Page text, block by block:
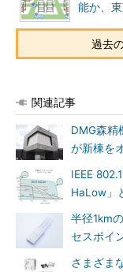
能か、
過去
関連記事
DMG森精
が新棟を
IEEE
HaLow」
半径1km
セスポイ
さまざま